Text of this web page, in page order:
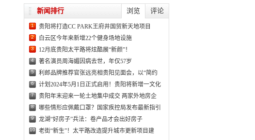
浏览 评论
新闻排行
1 贵阳将打造CC PARK王府井国贸新天地项目
2 白云区今年来新增22个健身场地设施
3 12月底贵阳太平路将炫酷展“新颜”！
4 著名演员周海媚因病去世，年仅57岁
5 利郎品牌推荐官张远亮相贵阳见面会，以“简约
6 计划2024年5月1日正式启用！贵阳将新增一文化
7 贵阳年末迎来一轮土地集中成交 两家外地房企
8 哪些情形应佩戴口罩？国家疾控局发布最新指引
9 龙湖“好房子”兵法：卷产品才会出好房子
10 老街“新生”！太平路改造提升城市更新项目建